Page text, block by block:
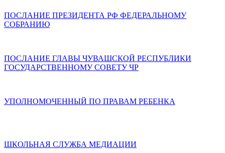
ПОСЛАНИЕ ПРЕЗИДЕНТА РФ ФЕДЕРАЛЬНОМУ
СОБРАНИЮ
ПОСЛАНИЕ ГЛАВЫ ЧУВАШСКОЙ РЕСПУБЛИКИ
ГОСУДАРСТВЕННОМУ СОВЕТУ ЧР
УПОЛНОМОЧЕННЫЙ ПО ПРАВАМ РЕБЕНКА
ШКОЛЬНАЯ СЛУЖБА МЕДИАЦИИ